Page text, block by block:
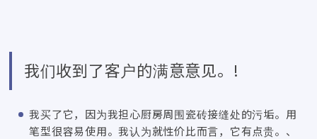
我们收到了客户的满意意见。!
我买了它，因为我担心厨房周围瓷砖接缝处的污垢。用
笔型很容易使用。我认为就性价比而言，它有点贵。、